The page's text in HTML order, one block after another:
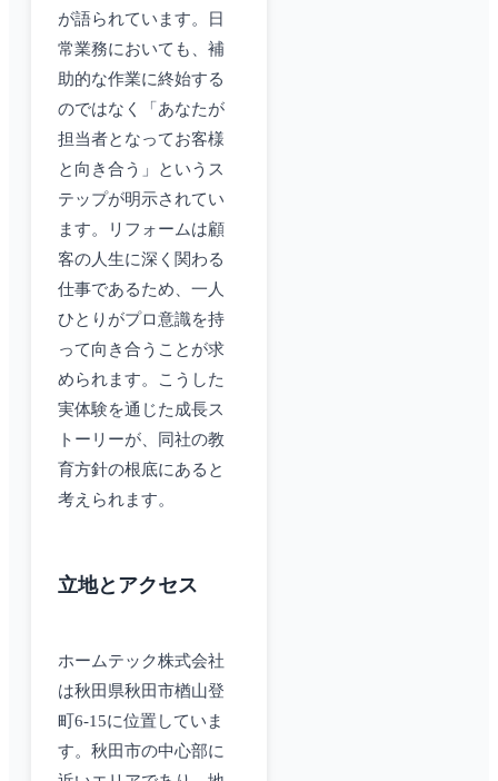
が語られています。日
常業務においても、補
助的な作業に終始する
のではなく「あなたが
担当者となってお客様
と向き合う」というス
テップが明示されてい
ます。リフォームは顧
客の人生に深く関わる
仕事であるため、一人
ひとりがプロ意識を持
って向き合うことが求
められます。こうした
実体験を通じた成長ス
トーリーが、同社の教
育方針の根底にあると
考えられます。
立地とアクセス
ホームテック株式会社
は秋田県秋田市楢山登
町6-15に位置していま
す。秋田市の中心部に